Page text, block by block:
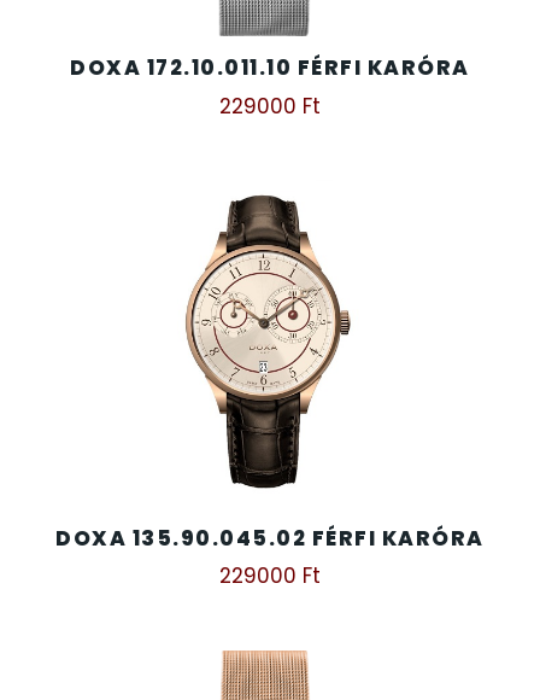
DOXA 172.10.011.10 FÉRFI KARÓRA
229000 Ft
DOXA 135.90.045.02 FÉRFI KARÓRA
229000 Ft
TIMESTAR HÁLÓZATI ÉBRESZTŐÓRÁK